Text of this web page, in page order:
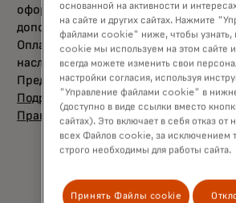
оформляйте Tax Free в Global Blue —
дополнительный кэшбэк 50% от
Оплачивайте покупки картой
наслаждайтесь каждым моментом
Предложение действует до 31
Подробнееopens in a new tab
Правила Акции opens in a new tab
основанной на активности и
на сайте и других сайтах. Нажмите
файлами cookie" ниже, чтобы узнать,
cookie мы используем на этом сайте
всегда можете изменить свои
настройки согласия, используя
"Управление файлами cookie" в
(доступно в виде ссылки вместо
сайтах). Это включает в себя отказ от
всех Файлов cookie, за исключением
строго необходимы для работы сайта.
Принять Файлы cookie